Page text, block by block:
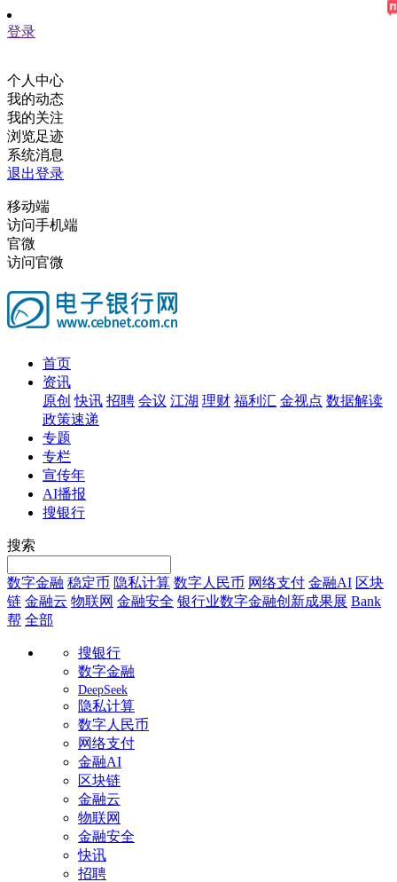
登录
个人中心
我的动态
我的关注
浏览足迹
系统消息
退出登录
移动端
访问手机端
官微
访问官微
首页
资讯
原创 快讯 招聘 会议 江湖 理财 福利汇 金视点 数据解读
政策速递
专题
专栏
宣传年
AI播报
搜银行
搜索
数字金融 稳定币 隐私计算 数字人民币 网络支付 金融AI 区块
链 金融云 物联网 金融安全 银行业数字金融创新成果展 Bank
帮 全部
搜银行
数字金融
DeepSeek
隐私计算
数字人民币
网络支付
金融AI
区块链
金融云
物联网
金融安全
快讯
招聘